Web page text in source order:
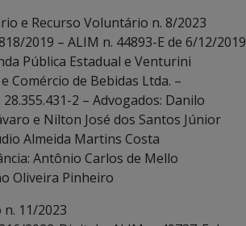
e Recurso Voluntário n. 8/2023
2019 – ALIM n. 44893-E de 6/12/2019
Pública Estadual e Venturini
Comércio de Bebidas Ltda. –
2 – Advogados: Danilo
e Nilton José dos Santos Júnior
Almeida Martins Costa
Antônio Carlos de Mello
Oliveira Pinheiro
11/2023